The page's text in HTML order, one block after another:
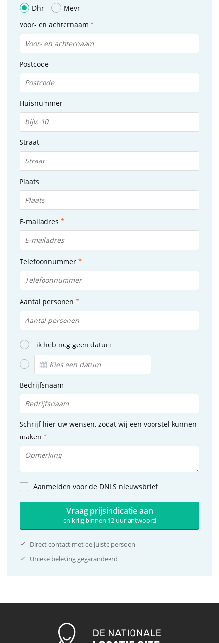
Dhr
Mevr
Voor- en achternaam
Postcode
Huisnummer
Straat
Plaats
E-mailadres
Telefoonnummer
Aantal personen
ik heb nog geen datum
Bedrijfsnaam
Schrijf hier uw wensen, zodat wij een voorstel kunnen
maken
Aanmelden voor de DNLS nieuwsbrief
Vraag prijsindicatie aan
en krijg binnen 12 uur antwoord
Direct contact met de juiste persoon
Unieke beleving gegarandeerd